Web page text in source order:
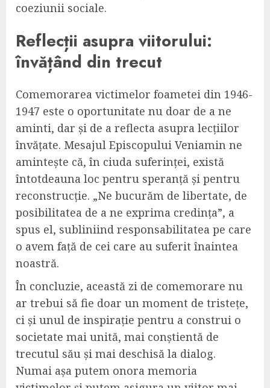
coeziunii sociale.
Reflecții asupra viitorului:
învățând din trecut
Comemorarea victimelor foametei din 1946-
1947 este o oportunitate nu doar de a ne
aminti, dar și de a reflecta asupra lecțiilor
învățate. Mesajul Episcopului Veniamin ne
amintește că, în ciuda suferinței, există
întotdeauna loc pentru speranță și pentru
reconstrucție. „Ne bucurăm de libertate, de
posibilitatea de a ne exprima credința”, a
spus el, subliniind responsabilitatea pe care
o avem față de cei care au suferit înaintea
noastră.
În concluzie, această zi de comemorare nu
ar trebui să fie doar un moment de tristețe,
ci și unul de inspirație pentru a construi o
societate mai unită, mai conștientă de
trecutul său și mai deschisă la dialog.
Numai așa putem onora memoria